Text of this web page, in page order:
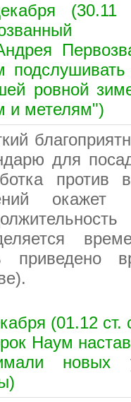
ровной
и метелям")
для
против
окажет
приведено
(01.12
Наум
новых